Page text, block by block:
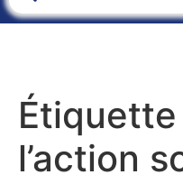
Étiquette
l’action